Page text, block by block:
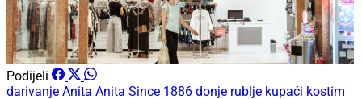
Podijeli
darivanje Anita Anita Since 1886 donje rublje kupaći kostim